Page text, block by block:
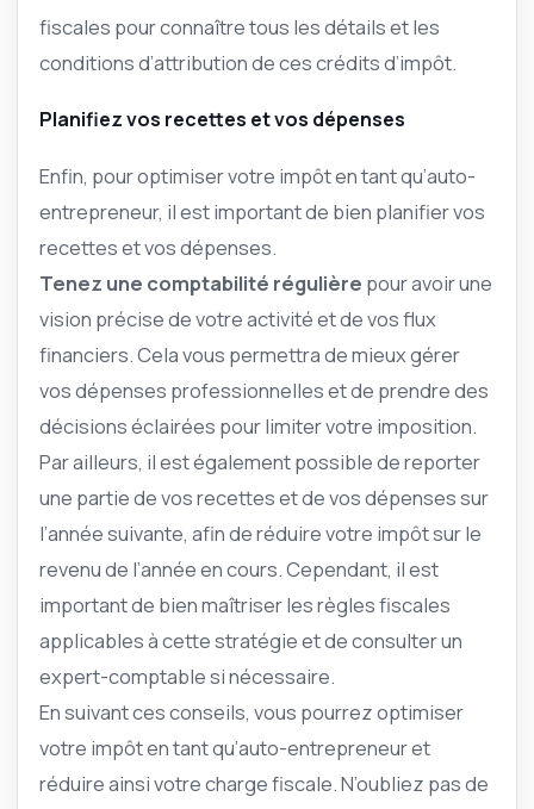
fiscales pour connaître tous les détails et les
conditions d’attribution de ces crédits d’impôt.
Planifiez vos recettes et vos dépenses
Enfin, pour optimiser votre impôt en tant qu’auto-
entrepreneur, il est important de bien planifier vos
recettes et vos dépenses.
Tenez une comptabilité régulière pour avoir une
vision précise de votre activité et de vos flux
financiers. Cela vous permettra de mieux gérer
vos dépenses professionnelles et de prendre des
décisions éclairées pour limiter votre imposition.
Par ailleurs, il est également possible de reporter
une partie de vos recettes et de vos dépenses sur
l’année suivante, afin de réduire votre impôt sur le
revenu de l’année en cours. Cependant, il est
important de bien maîtriser les règles fiscales
applicables à cette stratégie et de consulter un
expert-comptable si nécessaire.
En suivant ces conseils, vous pourrez optimiser
votre impôt en tant qu’auto-entrepreneur et
réduire ainsi votre charge fiscale. N’oubliez pas de